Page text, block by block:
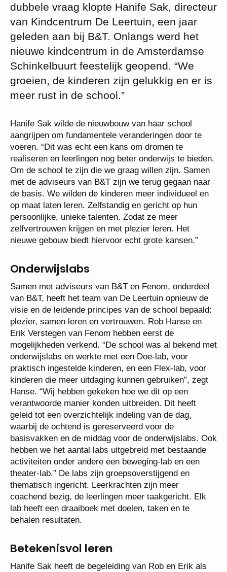
dubbele vraag klopte Hanife Sak, directeur
van Kindcentrum De Leertuin, een jaar
geleden aan bij B&T. Onlangs werd het
nieuwe kindcentrum in de Amsterdamse
Schinkelbuurt feestelijk geopend. “We
groeien, de kinderen zijn gelukkig en er is
meer rust in de school.”
Hanife Sak wilde de nieuwbouw van haar school
aangrijpen om fundamentele veranderingen door te
voeren. “Dit was echt een kans om dromen te
realiseren en leerlingen nog beter onderwijs te bieden.
Om de school te zijn die we graag willen zijn. Samen
met de adviseurs van B&T zijn we terug gegaan naar
de basis. We wilden de kinderen meer individueel en
op maat laten leren. Zelfstandig en gericht op hun
persoonlijke, unieke talenten. Zodat ze meer
zelfvertrouwen krijgen en met plezier leren. Het
nieuwe gebouw biedt hiervoor echt grote kansen.”
Onderwijslabs
Samen met adviseurs van B&T en Fenom, onderdeel
van B&T, heeft het team van De Leertuin opnieuw de
visie en de leidende principes van de school bepaald:
plezier, samen leren en vertrouwen. Rob Hanse en
Erik Verstegen van Fenom hebben eerst de
mogelijkheden verkend. “De school was al bekend met
onderwijslabs en werkte met een Doe-lab, voor
praktisch ingestelde kinderen, en een Flex-lab, voor
kinderen die meer uitdaging kunnen gebruiken”, zegt
Hanse. “Wij hebben gekeken hoe we dit op een
verantwoorde manier konden uitbreiden. Dit heeft
geleid tot een overzichtelijk indeling van de dag,
waarbij de ochtend is gereserveerd voor de
basisvakken en de middag voor de onderwijslabs. Ook
hebben we het aantal labs uitgebreid met bestaande
activiteiten onder andere een beweging-lab en een
theater-lab.” De labs zijn groepsoverstijgend en
thematisch ingericht. Leerkrachten zijn meer
coachend bezig, de leerlingen meer taakgericht. Elk
lab heeft een draaiboek met doelen, taken en te
behalen resultaten.
Betekenisvol leren
Hanife Sak heeft de begeleiding van Rob en Erik als